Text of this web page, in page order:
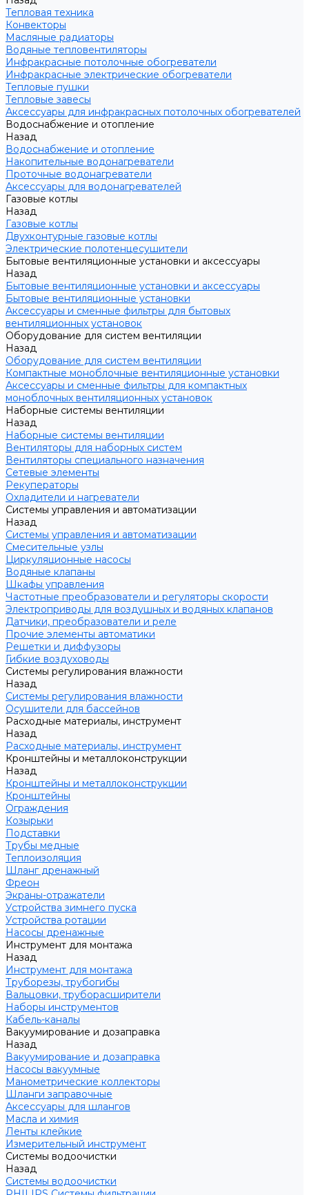
Тепловая техника
Конвекторы
Масляные радиаторы
Водяные тепловентиляторы
Инфракрасные потолочные обогреватели
Инфракрасные электрические обогреватели
Тепловые пушки
Тепловые завесы
Аксессуары для инфракрасных потолочных обогревателей
Водоснабжение и отопление
Назад
Водоснабжение и отопление
Накопительные водонагреватели
Проточные водонагреватели
Аксессуары для водонагревателей
Газовые котлы
Назад
Газовые котлы
Двухконтурные газовые котлы
Электрические полотенцесушители
Бытовые вентиляционные установки и аксессуары
Назад
Бытовые вентиляционные установки и аксессуары
Бытовые вентиляционные установки
Аксессуары и сменные фильтры для бытовых
вентиляционных установок
Оборудование для систем вентиляции
Назад
Оборудование для систем вентиляции
Компактные моноблочные вентиляционные установки
Аксессуары и сменные фильтры для компактных
моноблочных вентиляционных установок
Наборные системы вентиляции
Назад
Наборные системы вентиляции
Вентиляторы для наборных систем
Вентиляторы специального назначения
Сетевые элементы
Рекуператоры
Охладители и нагреватели
Системы управления и автоматизации
Назад
Системы управления и автоматизации
Смесительные узлы
Циркуляционные насосы
Водяные клапаны
Шкафы управления
Частотные преобразователи и регуляторы скорости
Электроприводы для воздушных и водяных клапанов
Датчики, преобразователи и реле
Прочие элементы автоматики
Решетки и диффузоры
Гибкие воздуховоды
Системы регулирования влажности
Назад
Системы регулирования влажности
Осушители для бассейнов
Расходные материалы, инструмент
Назад
Расходные материалы, инструмент
Кронштейны и металлоконструкции
Назад
Кронштейны и металлоконструкции
Кронштейны
Ограждения
Козырьки
Подставки
Трубы медные
Теплоизоляция
Шланг дренажный
Фреон
Экраны-отражатели
Устройства зимнего пуска
Устройства ротации
Насосы дренажные
Инструмент для монтажа
Назад
Инструмент для монтажа
Труборезы, трубогибы
Вальцовки, труборасширители
Наборы инструментов
Кабель-каналы
Вакуумирование и дозаправка
Назад
Вакуумирование и дозаправка
Насосы вакуумные
Манометрические коллекторы
Шланги заправочные
Аксессуары для шлангов
Масла и химия
Ленты клейкие
Измерительный инструмент
Системы водоочистки
Назад
Системы водоочистки